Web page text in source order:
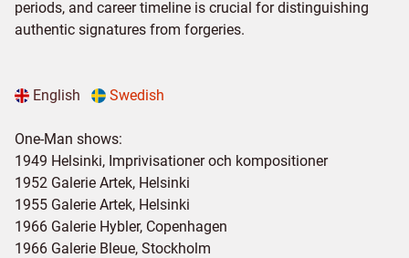
periods, and career timeline is crucial for distinguishing
authentic signatures from forgeries.
English Swedish
One-Man shows:
1949 Helsinki, Imprivisationer och kompositioner
1952 Galerie Artek, Helsinki
1955 Galerie Artek, Helsinki
1966 Galerie Hybler, Copenhagen
1966 Galerie Bleue, Stockholm